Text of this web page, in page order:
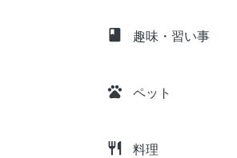
class 趣味・習い事
pets ペット
restaurant 料理